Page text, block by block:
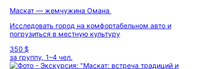
Маскат — жемчужина Омана
Исследовать город на комфортабельном авто и
погрузиться в местную культуру
350 $
за группу, 1–4 чел.